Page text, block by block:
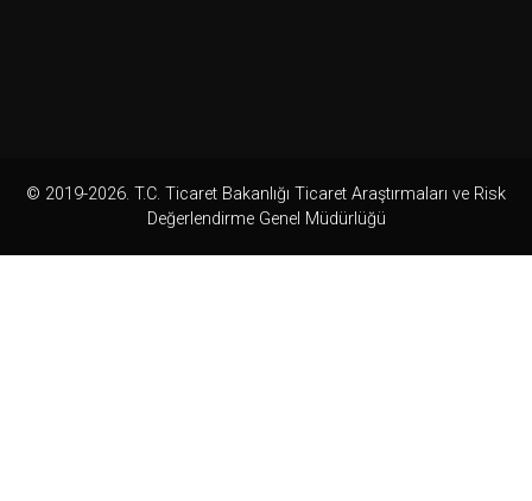
© 2019-2026. T.C. Ticaret Bakanlığı Ticaret Araştırmaları ve Risk
Değerlendirme Genel Müdürlüğü